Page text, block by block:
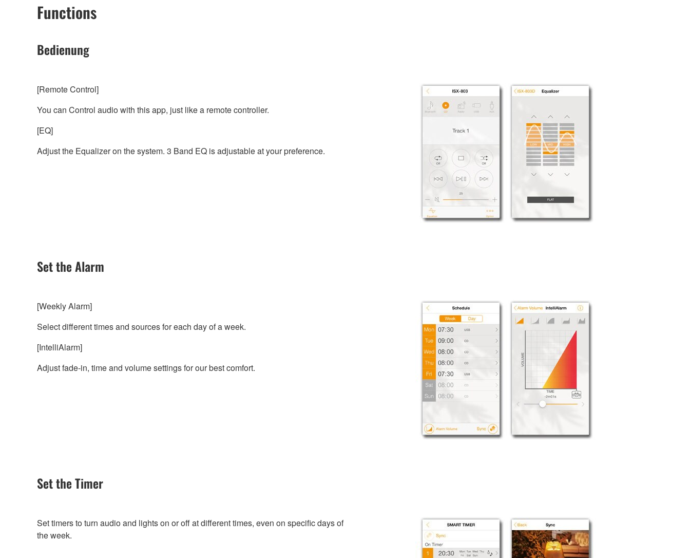
Functions
Bedienung
[Remote Control]
You can Control audio with this app, just like a remote controller.
[EQ]
Adjust the Equalizer on the system. 3 Band EQ is adjustable at your preference.
Set the Alarm
[Weekly Alarm]
Select different times and sources for each day of a week.
[IntelliAlarm]
Adjust fade-in, time and volume settings for our best comfort.
Set the Timer
Set timers to turn audio and lights on or off at different times, even on specific days of
the week.